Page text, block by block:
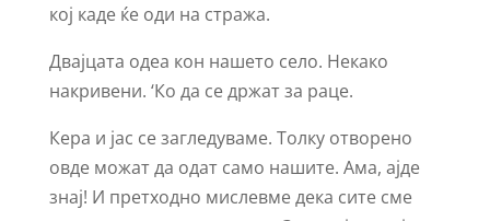
кој каде ќе оди на стража.
Двајцата одеа кон нашето село. Некако
накривени. ‘Ко да се држат за раце.
Кера и јас се загледуваме. Толку отворено
овде можат да одат само нашите. Ама, ајде
знај! И претходно мислевме дека сите сме